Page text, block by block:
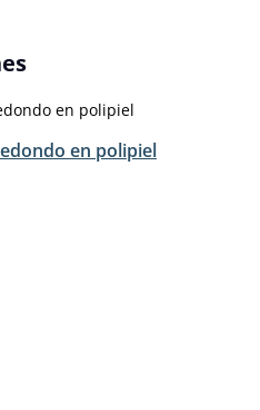
en polipiel